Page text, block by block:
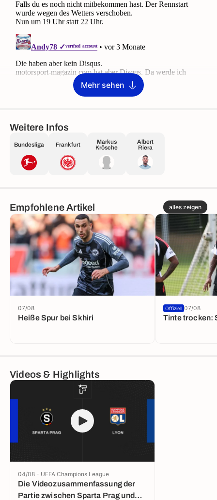
Mehr sehen
Weitere Infos
Bundesliga Frankfurt
Markus
Krösche
Albert
Riera
Empfohlene Artikel alles zeigen
Heiße Spur bei Skhiri
07/08
Tinte trocken:
Offiziell 07/08
Videos & Highlights
Die Videozusammenfassung der
Partie zwischen Sparta Prag und
04/08 - UEFA Champions League